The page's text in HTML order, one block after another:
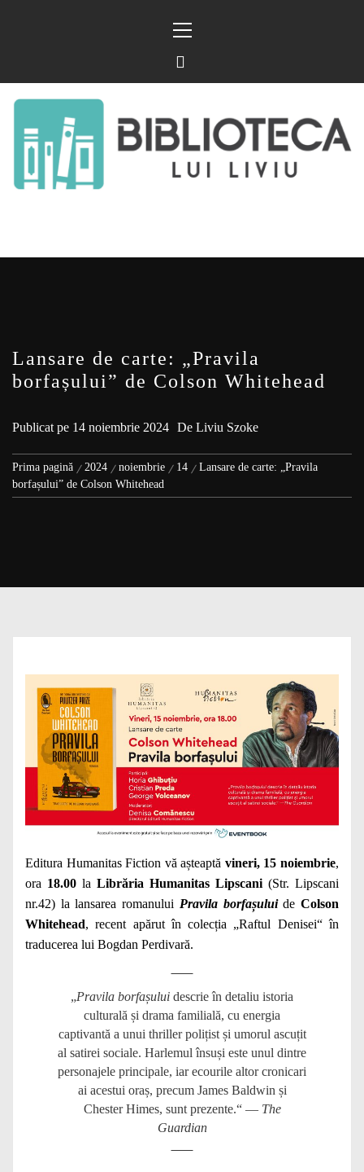
principal
LIVIU
Lansare de carte: „Pravila
borfașului” de Colson Whitehead
Publicat pe 14 noiembrie 2024 De Liviu Szoke
Prima pagină 2024 noiembrie 14
Lansare de carte: „Pravila
borfașului” de Colson Whitehead
Editura Humanitas Fiction vă așteaptă vineri, 15 noiembrie,
ora 18.00 la Librăria Humanitas Lipscani (Str. Lipscani
nr.42) la lansarea romanului Pravila borfașuluideColson
Whitehead, recent apărut în colecția „Raftul Denisei“ în
traducerea lui Bogdan Perdivară.
„Pravila borfașului descrie în detaliu istoria
culturală și drama familială, cu energia
captivantă a unui thriller polițist și umorul ascuțit
al satirei sociale. Harlemul însuși este unul dintre
personajele principale, iar ecourile altor cronicari
ai acestui oraș, precum James Baldwin și
Chester Himes, sunt prezente.“ — The
Guardian